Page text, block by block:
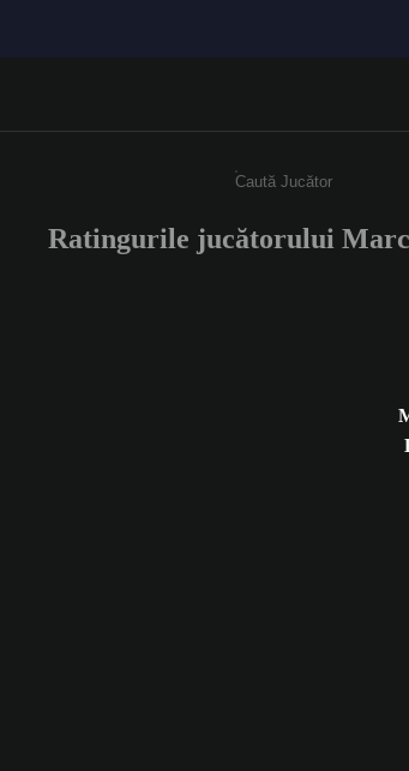
Enter a minimum
Ratingurile jucătorului